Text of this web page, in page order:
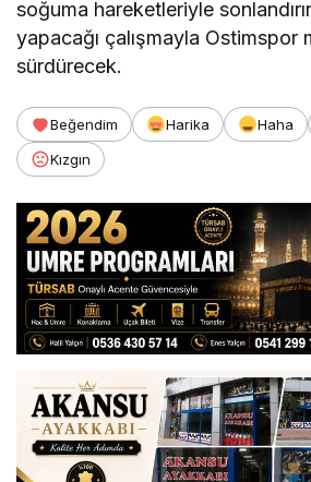
soğuma hareketleriyle
yapacağı çalışmayla Ostimspor
sürdürecek.
Beğendim Harika Haha
Kızgın